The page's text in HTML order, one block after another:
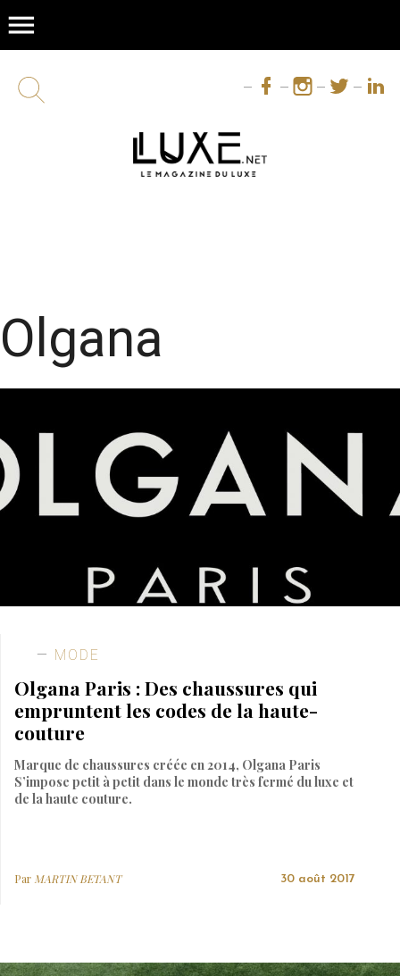
menu
Olgana
MODE
Olgana Paris : Des chaussures qui
empruntent les codes de la haute-
couture
Marque de chaussures créée en 2014, Olgana Paris
S’impose petit à petit dans le monde très fermé du luxe et
de la haute couture.
Par MARTIN BETANT 30 août 2017